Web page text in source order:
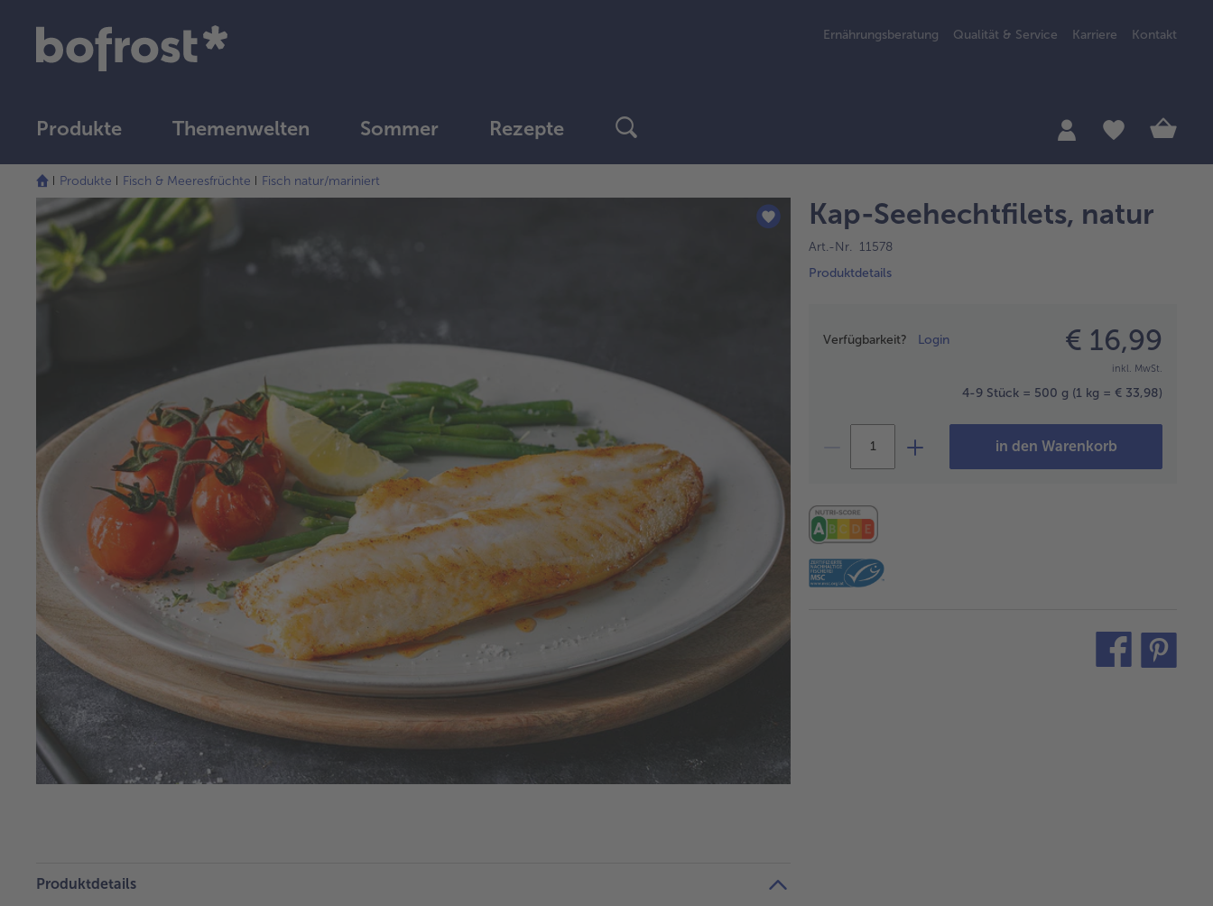
Ernährungsberatung Qualität & Service Karriere Kontakt
Produkte Themenwelten Sommer Rezepte
Produkte Fisch & Meeresfrüchte Fisch natur/mariniert
Kap-Seehechtfilets, natur
Art.-Nr. 11578
Produktdetails
Verfügbarkeit? Login € 16,99
inkl. MwSt.
4-9 Stück = 500 g (1 kg = € 33,98)
in den Warenkorb
teilen
Produktdetails